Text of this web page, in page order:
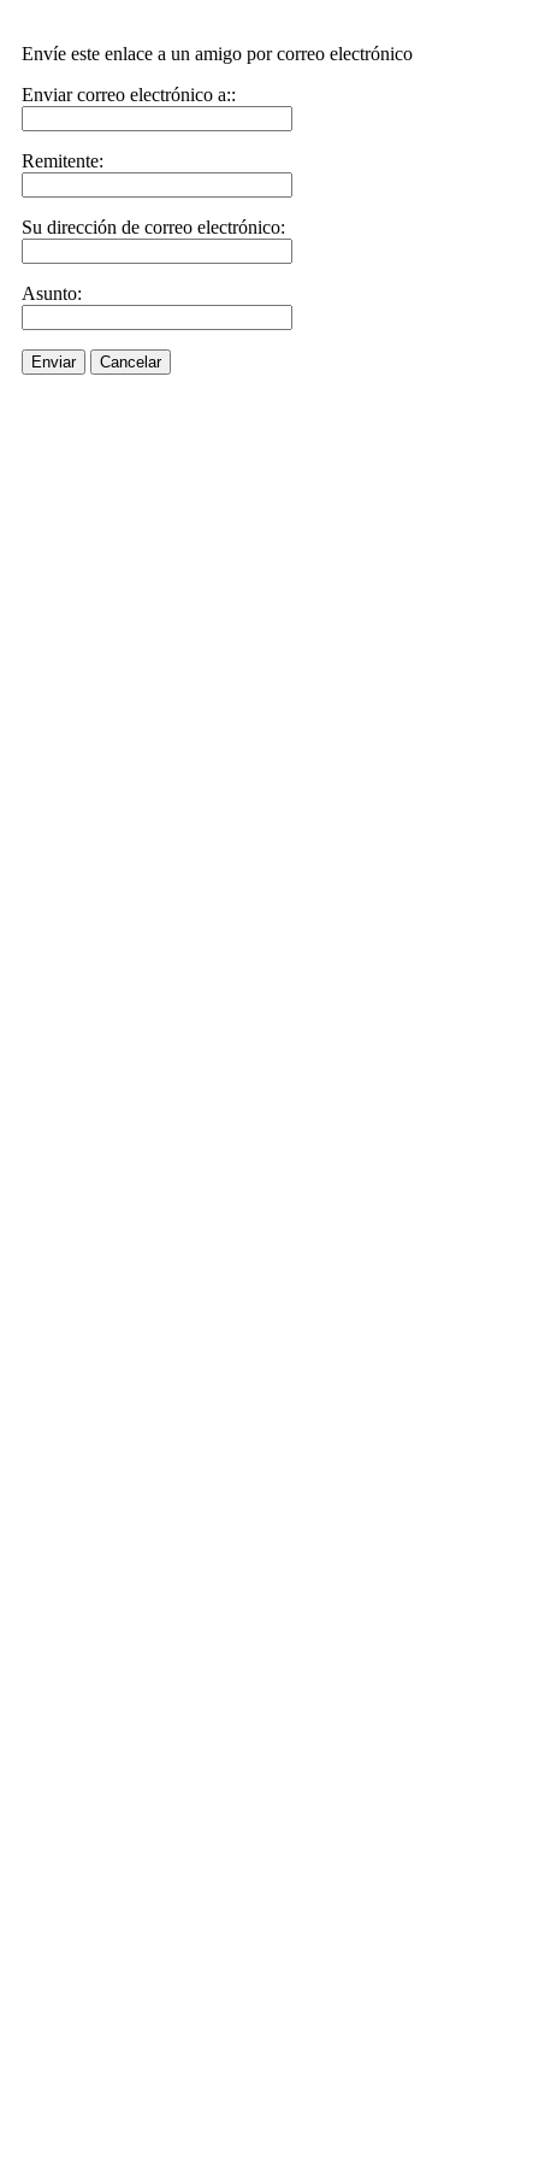
Envíe este enlace a un amigo por correo electrónico
Enviar correo electrónico a::
Remitente:
Su dirección de correo electrónico:
Asunto:
Enviar Cancelar